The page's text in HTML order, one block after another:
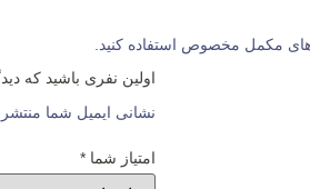
مکمل مخصوص استفاده کنید.
اولین نفری باشید که
نشانی ایمیل شما
امتیاز شما *